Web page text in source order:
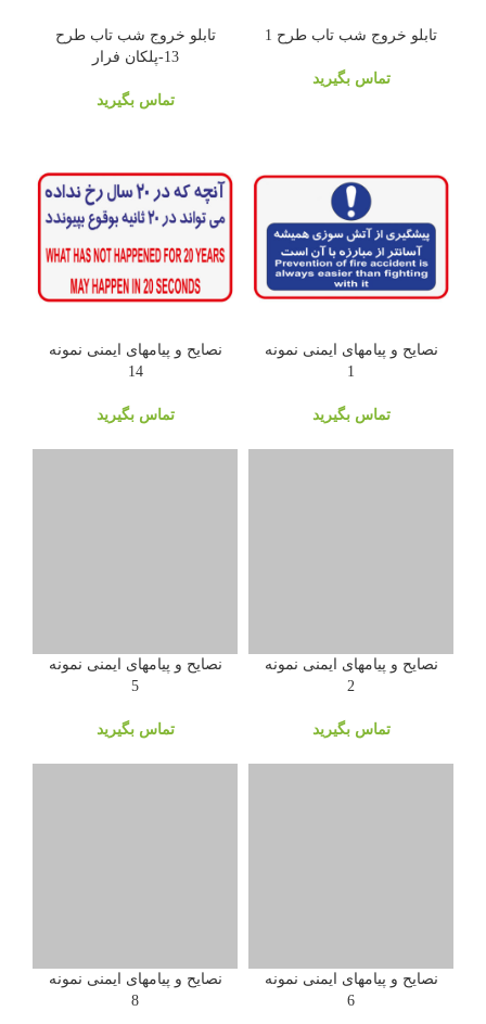
تابلو خروج شب تاب طرح 1
تماس بگیرید
تابلو خروج شب تاب طرح
13-پلکان فرار
تماس بگیرید
نصایح و پیامهای ایمنی نمونه
1
تماس بگیرید
نصایح و پیامهای ایمنی نمونه
14
تماس بگیرید
نصایح و پیامهای ایمنی نمونه
2
تماس بگیرید
نصایح و پیامهای ایمنی نمونه
5
تماس بگیرید
نصایح و پیامهای ایمنی نمونه
6
نصایح و پیامهای ایمنی نمونه
8